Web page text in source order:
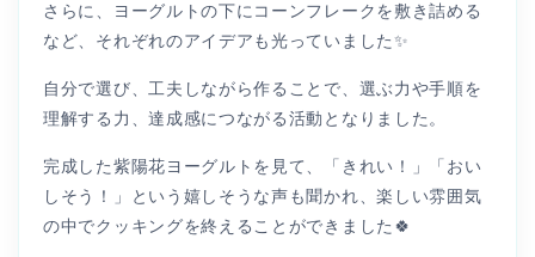
さらに、ヨーグルトの下にコーンフレークを敷き詰める
など、それぞれのアイデアも光っていました✨
自分で選び、工夫しながら作ることで、選ぶ力や手順を
理解する力、達成感につながる活動となりました。
完成した紫陽花ヨーグルトを見て、「きれい！」「おい
しそう！」という嬉しそうな声も聞かれ、楽しい雰囲気
の中でクッキングを終えることができました🍀